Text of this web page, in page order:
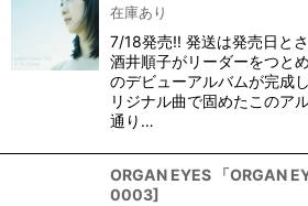
在庫あり
7/18発売!! 発送は発売日と
酒井順子がリーダーをつと
のデビューアルバムが完成
リジナル曲で固めたこのア
通り…
ORGAN EYES 「ORGAN
0003]